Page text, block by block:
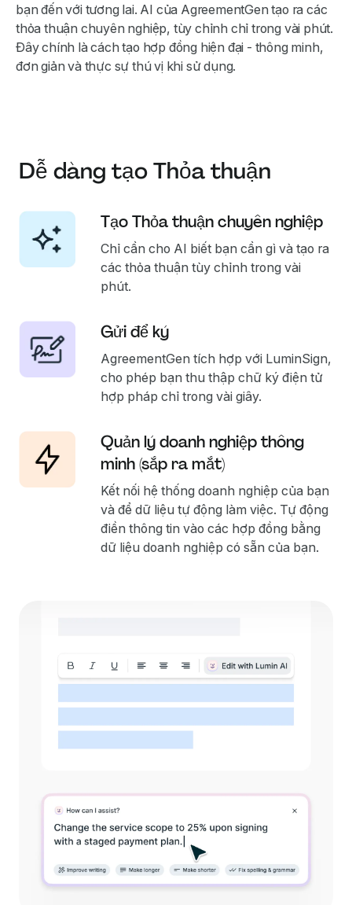
bạn đến với tương lai. AI của AgreementGen tạo ra các
thỏa thuận chuyên nghiệp, tùy chỉnh chỉ trong vài phút.
Đây chính là cách tạo hợp đồng hiện đại - thông minh,
đơn giản và thực sự thú vị khi sử dụng.
Dễ dàng tạo Thỏa thuận
Tạo Thỏa thuận chuyên nghiệp
Chỉ cần cho AI biết bạn cần gì và tạo ra
các thỏa thuận tùy chỉnh trong vài
phút.
Gửi để ký
AgreementGen tích hợp với LuminSign,
cho phép bạn thu thập chữ ký điện tử
hợp pháp chỉ trong vài giây.
Quản lý doanh nghiệp thông
minh (sắp ra mắt)
Kết nối hệ thống doanh nghiệp của bạn
và để dữ liệu tự động làm việc. Tự động
điền thông tin vào các hợp đồng bằng
dữ liệu doanh nghiệp có sẵn của bạn.